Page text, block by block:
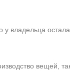
владельца
вещей,